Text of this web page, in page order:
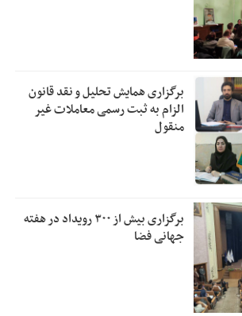
برگزاری همایش تحلیل و نقد قانون
الزام به ثبت رسمی معاملات غیر
منقول
برگزاری بیش از ۳۰۰ رویداد در هفته
جهانی فضا